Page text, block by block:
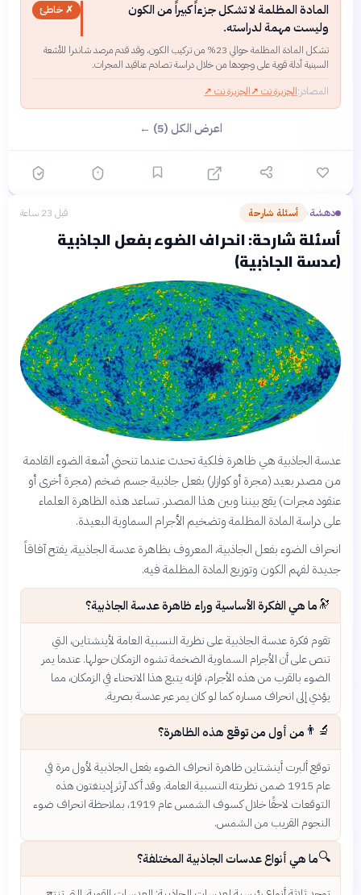
المادة المظلمة لا تشكل جزءاً كبيراً من الكون
وليست مهمة لدراسته.
✗ خاطئ
تشكل المادة المظلمة حوالي 23% من تركيب الكون، وقد قدم مرصد شاندرا للأشعة
السينية أدلة قوية على وجودها من خلال دراسة تصادم عناقيد المجرات.
المصادر:الجزيرة نت ↗الجزيرة نت ↗
اعرض الكل (5) ←
دهشة› أسئلة شارحة قبل 23 ساعة
أسئلة شارحة: انحراف الضوء بفعل الجاذبية
(عدسة الجاذبية)
عدسة الجاذبية هي ظاهرة فلكية تحدث عندما تنحني أشعة الضوء القادمة
من مصدر بعيد (مجرة أو كوازار) بفعل جاذبية جسم ضخم (مجرة أخرى أو
عنقود مجرات) يقع بيننا وبين هذا المصدر. تساعد هذه الظاهرة العلماء
على دراسة المادة المظلمة وتضخيم الأجرام السماوية البعيدة.
انحراف الضوء بفعل الجاذبية، المعروف بظاهرة عدسة الجاذبية، يفتح آفاقاً
جديدة لفهم الكون وتوزيع المادة المظلمة فيه.
🔭ما هي الفكرة الأساسية وراء ظاهرة عدسة الجاذبية؟
تقوم فكرة عدسة الجاذبية على نظرية النسبية العامة لأينشتاين، التي
تنص على أن الأجرام السماوية الضخمة تشوه الزمكان حولها. عندما يمر
الضوء بالقرب من هذه الأجرام، فإنه يتبع هذا الانحناء في الزمكان، مما
يؤدي إلى انحراف مساره كما لو كان يمر عبر عدسة بصرية.
👨‍🔬 من أول من توقع هذه الظاهرة؟
توقع ألبرت أينشتاين ظاهرة انحراف الضوء بفعل الجاذبية لأول مرة في
عام 1915 ضمن نظريته النسبية العامة. وقد أكد آرثر إدينغتون هذه
التوقعات لاحقًا خلال كسوف الشمس عام 1919، بملاحظة انحراف ضوء
النجوم القريب من الشمس.
🔍ما هي أنواع عدسات الجاذبية المختلفة؟